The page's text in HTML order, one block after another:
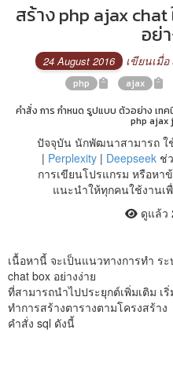
สร้าง php ajax
อย่
24 August 2016 เขียนเมื่
php ajax
คำสั่ง การ กำหนด รูปแบบ ตัวอย่าง เทค
php ajax
ปัจจุบัน นักพัฒนาสามารถ ใ
| Perplexity| Deepseekช่ว
การเขียนโปรแกรม หรือหา
แนะนำให้ทุกคนใช้งานเ
ดูแล้ว
เนื้อหานี้ จะเป็นแนวทางการทำ ร
chat box อย่างง่าย
ที่สามารถนำไปประยุกต์เพิ่มเติม เ
ทำการสร้างตารางตามโครงสร้าง
คำสั่ง sql ดังนี้